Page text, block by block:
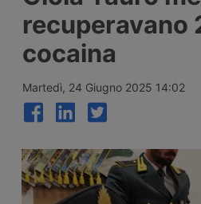
stretto di Hormuz hanno
l’assetto costruito dai
recuperavano
cocaina
Martedì, 24 Giugno 2025 14:02